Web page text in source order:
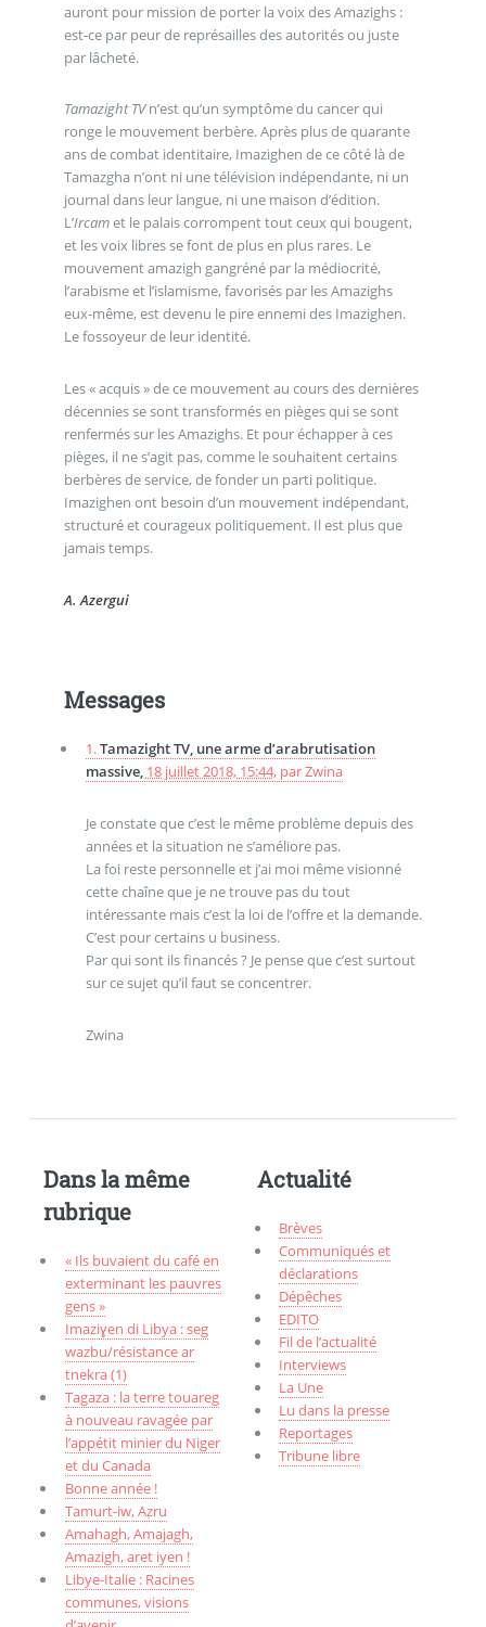
auront pour mission de porter la voix des Amazighs :
est-ce par peur de représailles des autorités ou juste
par lâcheté.
Tamazight TVn’est qu’un symptôme du cancer qui
ronge le mouvement berbère. Après plus de quarante
ans de combat identitaire, Imazighen de ce côté là de
Tamazgha n’ont ni une télévision indépendante, ni un
journal dans leur langue, ni une maison d’édition.
L’Ircamet le palais corrompent tout ceux qui bougent,
et les voix libres se font de plus en plus rares. Le
mouvement amazigh gangréné par la médiocrité,
l’arabisme et l’islamisme, favorisés par les Amazighs
eux-même, est devenu le pire ennemi des Imazighen.
Le fossoyeur de leur identité.
Les « acquis » de ce mouvement au cours des dernières
décennies se sont transformés en pièges qui se sont
renfermés sur les Amazighs. Et pour échapper à ces
pièges, il ne s’agit pas, comme le souhaitent certains
berbères de service, de fonder un parti politique.
Imazighen ont besoin d’un mouvement indépendant,
structuré et courageux politiquement. Il est plus que
jamais temps.
A. Azergui
Messages
1.Tamazight TV, une arme d’arabrutisation
massive, 18 juillet 2018, 15:44, parZwina
Je constate que c’est le même problème depuis des
années et la situation ne s’améliore pas.
La foi reste personnelle et j’ai moi même visionné
cette chaîne que je ne trouve pas du tout
intéressante mais c’est la loi de l’offre et la demande.
C’est pour certains u business.
Par qui sont ils financés ? Je pense que c’est surtout
sur ce sujet qu’il faut se concentrer.
Zwina
Dans la même
rubrique
« Ils buvaient du café en
exterminant les pauvres
gens »
Imaziɣen di Libya : seg
wazbu/résistance ar
tnekra (1)
Tagaza : la terre touareg
à nouveau ravagée par
l’appétit minier du Niger
et du Canada
Bonne année !
Tamurt-iw, Aẓru
Amahagh, Amajagh,
Amazigh, aret iyen !
Libye-Italie : Racines
communes, visions
Actualité
Brèves
Communiqués et
déclarations
Dépêches
EDITO
Fil de l’actualité
Interviews
La Une
Lu dans la presse
Reportages
Tribune libre